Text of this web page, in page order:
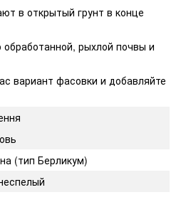
в открытый грунт в конце
обработанной, рыхлой почвы и
вариант фасовки и добавляйте
(тип Берликум)